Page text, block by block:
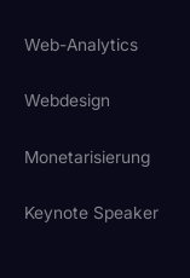
Web-Analytics
Webdesign
Monetarisierung
Keynote Speaker